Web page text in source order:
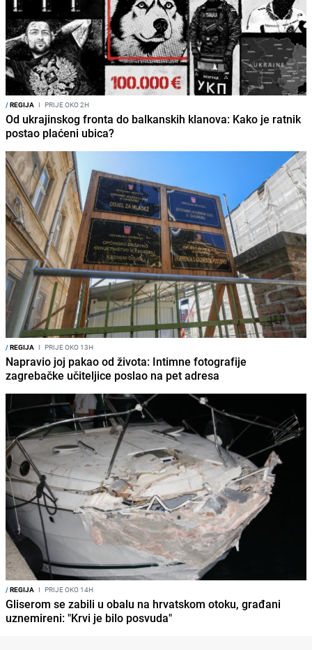
/REGIJA I PRIJE OKO 2H
Od ukrajinskog fronta do balkanskih klanova: Kako je ratnik
postao plaćeni ubica?
/REGIJA I PRIJE OKO 13H
Napravio joj pakao od života: Intimne fotografije
zagrebačke učiteljice poslao na pet adresa
/REGIJA I PRIJE OKO 14H
Gliserom se zabili u obalu na hrvatskom otoku, građani
uznemireni: "Krvi je bilo posvuda"